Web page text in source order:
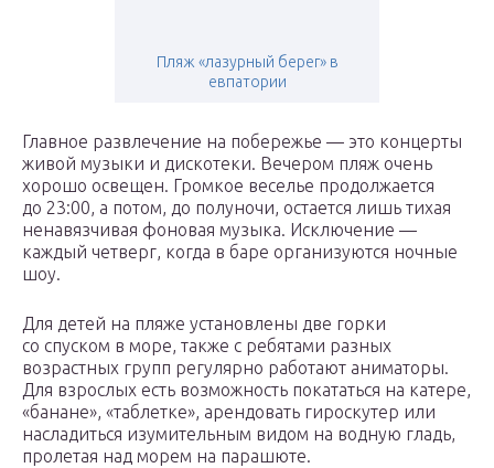
Пляж «лазурный берег» в
евпатории
Главное развлечение на побережье — это концерты
живой музыки и дискотеки. Вечером пляж очень
хорошо освещен. Громкое веселье продолжается
до 23:00, а потом, до полуночи, остается лишь тихая
ненавязчивая фоновая музыка. Исключение —
каждый четверг, когда в баре организуются ночные
шоу.
Для детей на пляже установлены две горки
со спуском в море, также с ребятами разных
возрастных групп регулярно работают аниматоры.
Для взрослых есть возможность покататься на катере,
«банане», «таблетке», арендовать гироскутер или
насладиться изумительным видом на водную гладь,
пролетая над морем на парашюте.